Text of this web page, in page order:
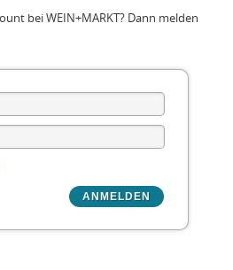
bei WEIN+MARKT? Dann melden